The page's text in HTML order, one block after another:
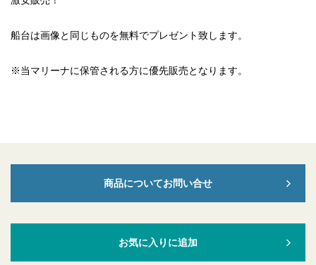
船台は画像と同じものを無料でプレゼント致します。
※当マリーナに保管される方に優先販売となります。
商品についてお問い合せ
お気に入りに追加